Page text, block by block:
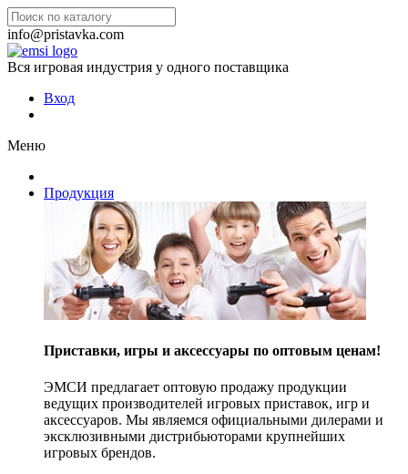
info@pristavka.com
Вся игровая индустрия у одного поставщика
Вход
Меню
Продукция
Приставки, игры и аксессуары по оптовым ценам!
ЭМСИ предлагает оптовую продажу продукции
ведущих производителей игровых приставок, игр и
аксессуаров. Мы являемся официальными дилерами и
эксклюзивными дистрибьюторами крупнейших
игровых брендов.